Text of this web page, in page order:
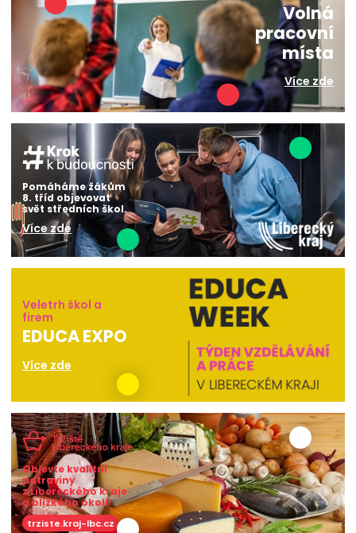
Volná
pracovní
místa
Více zde
Pomáháme žákům
8. tříd objevovat
svět středních škol.
Více zde
Veletrh škol a
firem
EDUCA EXPO
Více zde
Objevte kvalitní
potraviny
z Libereckého kraje
a blízkého okolí!
trziste.kraj-lbc.cz